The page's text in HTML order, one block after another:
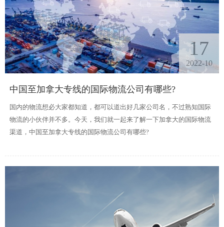
17
2022-10
中国至加拿大专线的国际物流公司有哪些?
国内的物流想必大家都知道，都可以道出好几家公司名，不过熟知国际
物流的小伙伴并不多。今天，我们就一起来了解一下加拿大的国际物流
渠道，中国至加拿大专线的国际物流公司有哪些?